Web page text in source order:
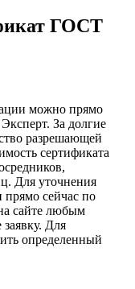
ГОСТ
можно прямо
За долгие
разрешающей
сертификата
Для уточнения
прямо сейчас по
сайте любым
Для
определенный